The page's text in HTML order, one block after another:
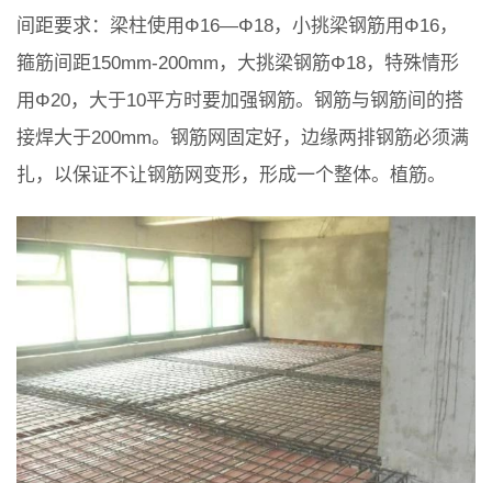
间距要求：梁柱使用Φ16—Φ18，小挑梁钢筋用Φ16，
箍筋间距150mm-200mm，大挑梁钢筋Φ18，特殊情形
用Φ20，大于10平方时要加强钢筋。钢筋与钢筋间的搭
接焊大于200mm。钢筋网固定好，边缘两排钢筋必须满
扎，以保证不让钢筋网变形，形成一个整体。植筋。